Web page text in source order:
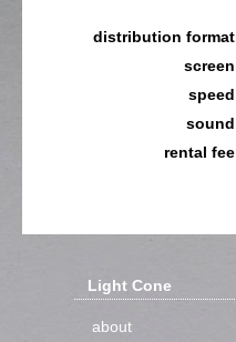
distribution format
screen
speed
sound
rental fee
Light Cone
about